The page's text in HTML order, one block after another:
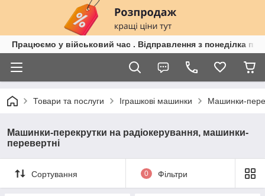
Працюємо у військовий час . Відправлення з понеділка по
Товари та послуги Іграшкові машинки Машинки-
Машинки-перекрутки на радіокерування, машинки-
перевертні
Сортування 0 Фільтри